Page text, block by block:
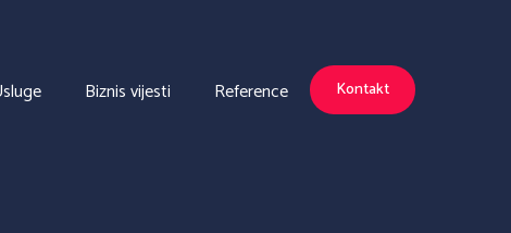
Biznis vijesti Reference Kontakt